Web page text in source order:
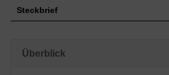
Steckbrief
Wuchshöhe
Überblick